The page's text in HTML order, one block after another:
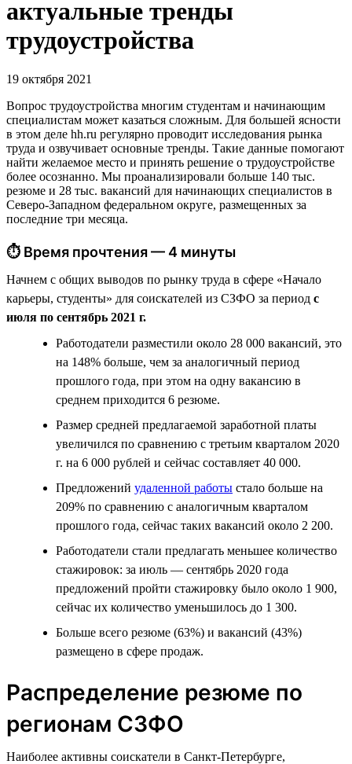
актуальные тренды
трудоустройства
19 октября 2021
Вопрос трудоустройства многим студентам и начинающим
специалистам может казаться сложным. Для большей ясности
в этом деле hh.ru регулярно проводит исследования рынка
труда и озвучивает основные тренды. Такие данные помогают
найти желаемое место и принять решение о трудоустройстве
более осознанно. Мы проанализировали больше 140 тыс.
резюме и 28 тыс. вакансий для начинающих специалистов в
Северо-Западном федеральном округе, размещенных за
последние три месяца.
⏱ Время прочтения — 4 минуты
Начнем с общих выводов по рынку труда в сфере «Начало
карьеры, студенты» для соискателей из СЗФО за период с
июля по сентябрь 2021 г.
Работодатели разместили около 28 000 вакансий, это
на 148% больше, чем за аналогичный период
прошлого года, при этом на одну вакансию в
среднем приходится 6 резюме.
Размер средней предлагаемой заработной платы
увеличился по сравнению с третьим кварталом 2020
г. на 6 000 рублей и сейчас составляет 40 000.
Предложений удаленной работы стало больше на
209% по сравнению с аналогичным кварталом
прошлого года, сейчас таких вакансий около 2 200.
Работодатели стали предлагать меньшее количество
стажировок: за июль — сентябрь 2020 года
предложений пройти стажировку было около 1 900,
сейчас их количество уменьшилось до 1 300.
Больше всего резюме (63%) и вакансий (43%)
размещено в сфере продаж.
Распределение резюме по
регионам СЗФО
Наиболее активны соискатели в Санкт-Петербурге,